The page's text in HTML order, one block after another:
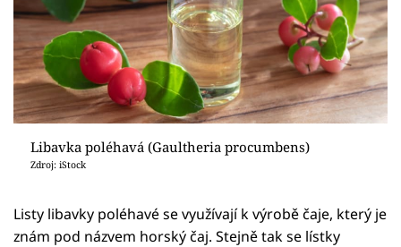
Libavka poléhavá (Gaultheria procumbens)
Zdroj: iStock
Listy libavky poléhavé se využívají k výrobě čaje, který je
znám pod názvem horský čaj. Stejně tak se lístky